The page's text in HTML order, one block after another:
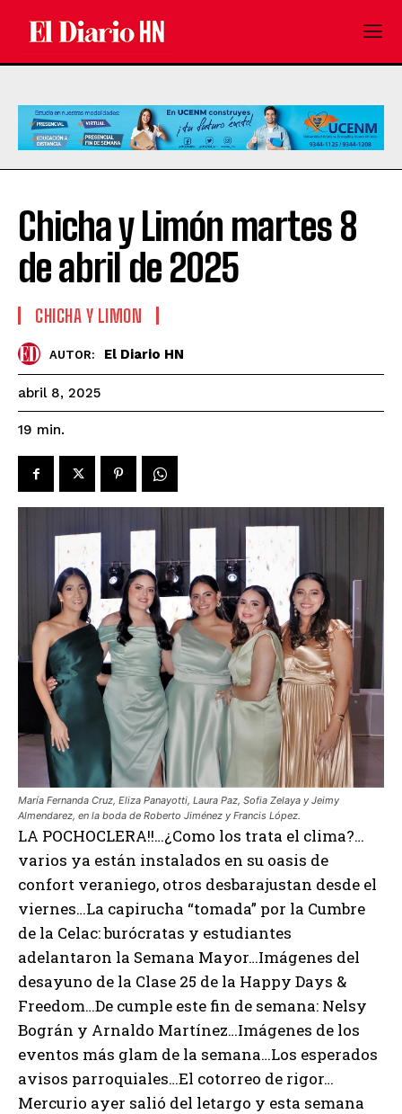
Chicha y Limón martes 8
de abril de 2025
CHICHA Y LIMON
AUTOR: El Diario HN
abril 8, 2025
19 min.
María Fernanda Cruz, Eliza Panayotti, Laura Paz, Sofia Zelaya y Jeimy
Almendarez, en la boda de Roberto Jiménez y Francis López.
LA POCHOCLERA!!…¿Como los trata el clima?…
varios ya están instalados en su oasis de
confort veraniego, otros desbarajustan desde el
viernes…La capirucha “tomada” por la Cumbre
de la Celac: burócratas y estudiantes
adelantaron la Semana Mayor…Imágenes del
desayuno de la Clase 25 de la Happy Days &
Freedom…De cumple este fin de semana: Nelsy
Bográn y Arnaldo Martínez…Imágenes de los
eventos más glam de la semana…Los esperados
avisos parroquiales…El cotorreo de rigor…
Mercurio ayer salió del letargo y esta semana